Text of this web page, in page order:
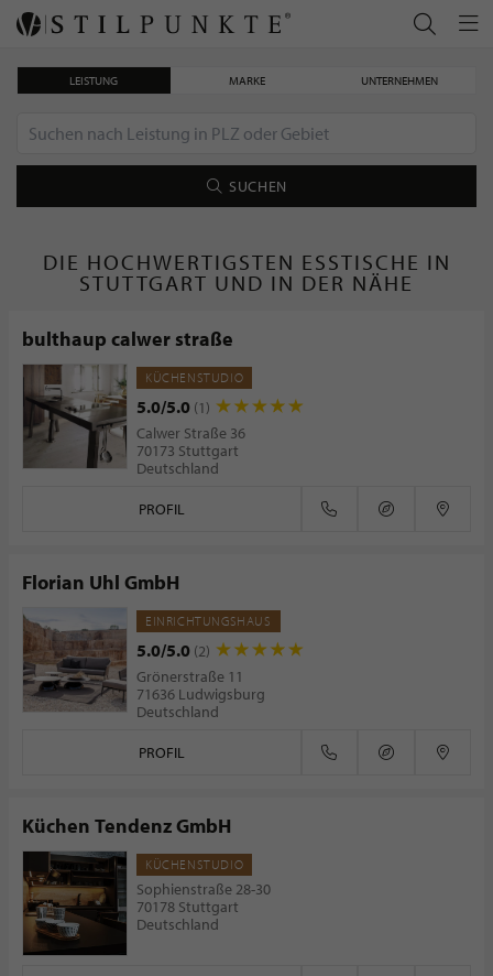
LEISTUNG MARKE UNTERNEHMEN
SUCHEN
DIE HOCHWERTIGSTEN ESSTISCHE IN
STUTTGART UND IN DER NÄHE
bulthaup calwer straße
KÜCHENSTUDIO
5.0/5.0 (1)
Calwer Straße 36
70173 Stuttgart
Deutschland
PROFIL
Florian Uhl GmbH
EINRICHTUNGSHAUS
5.0/5.0 (2)
Grönerstraße 11
71636 Ludwigsburg
Deutschland
PROFIL
Küchen Tendenz GmbH
KÜCHENSTUDIO
Sophienstraße 28-30
70178 Stuttgart
Deutschland